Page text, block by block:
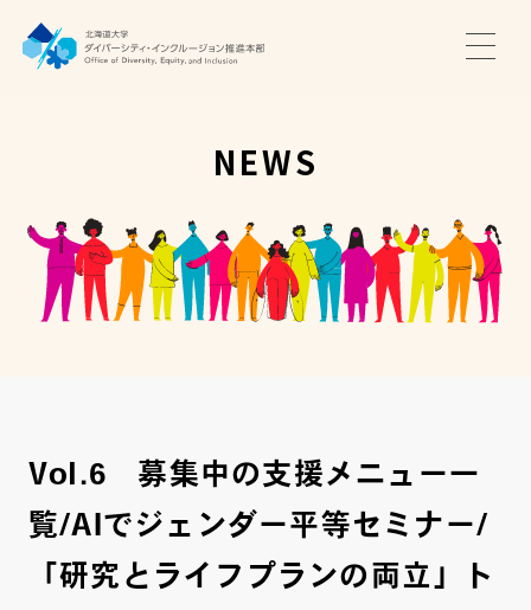
推進本部について
アクセス・お問い合わせ
NEWS
Vol.6 募集中の支援メニュー一
覧/AIでジェンダー平等セミナー/
「研究とライフプランの両立」ト